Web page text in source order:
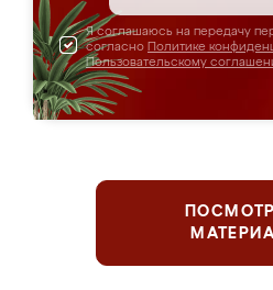
Я соглашаюсь на передачу
согласно Политике
Пользовательскому